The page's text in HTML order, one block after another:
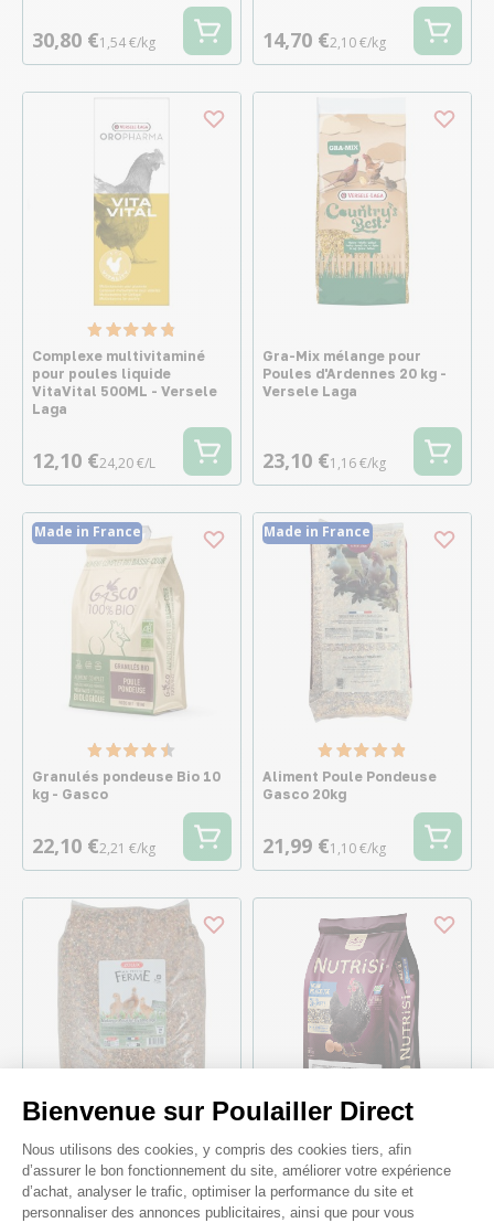
Bienvenue sur Poulailler Direct
Plateforme de Gestion du
Nous utilisons des cookies, y compris des cookies tiers, afin
d’assurer le bon fonctionnement du site, améliorer votre expérience
d’achat, analyser le trafic, optimiser la performance du site et
personnaliser des annonces publicitaires, ainsi que pour vous
30,80 €1,54 €/kg 14,70 €2,10 €/kg
Complexe multivitaminé
pour poules liquide
VitaVital 500ML - Versele
Laga
12,10 €24,20 €/L
Gra-Mix mélange pour
Poules d'Ardennes 20 kg -
Versele Laga
23,10 €1,16 €/kg
Made in France
Granulés pondeuse Bio 10
kg - Gasco
22,10 €2,21 €/kg
Made in France
Aliment Poule Pondeuse
Gasco 20kg
21,99 €1,10 €/kg
Mélange poussins et
jeunes volailles 2ème âge
10kg - Zolux
Mélange pondeuse Nutrisi
Menu Pondeuse 8Kg -
Gasco